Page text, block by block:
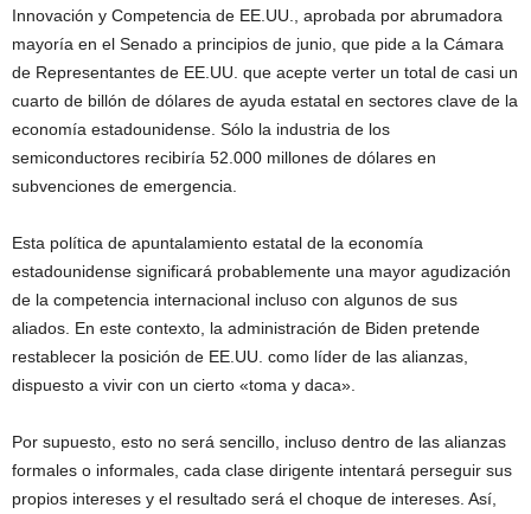
Innovación y Competencia de EE.UU., aprobada por abrumadora
mayoría en el Senado a principios de junio, que pide a la Cámara
de Representantes de EE.UU. que acepte verter un total de casi un
cuarto de billón de dólares de ayuda estatal en sectores clave de la
economía estadounidense. Sólo la industria de los
semiconductores recibiría 52.000 millones de dólares en
subvenciones de emergencia.
Esta política de apuntalamiento estatal de la economía
estadounidense significará probablemente una mayor agudización
de la competencia internacional incluso con algunos de sus
aliados. En este contexto, la administración de Biden pretende
restablecer la posición de EE.UU. como líder de las alianzas,
dispuesto a vivir con un cierto «toma y daca».
Por supuesto, esto no será sencillo, incluso dentro de las alianzas
formales o informales, cada clase dirigente intentará perseguir sus
propios intereses y el resultado será el choque de intereses. Así,